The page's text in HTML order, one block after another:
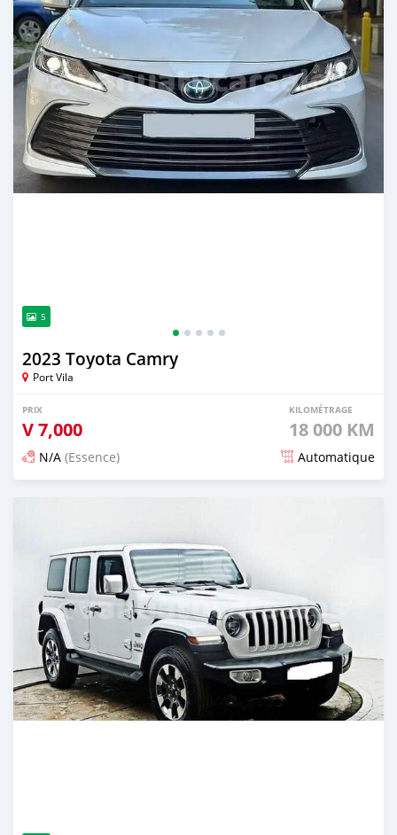
5
2023 Toyota Camry
Port Vila
PRIX
V7,000
KILOMÉTRAGE
18 000 KM
N/A (Essence) Automatique